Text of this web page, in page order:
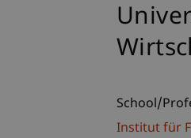
School/
Institut für